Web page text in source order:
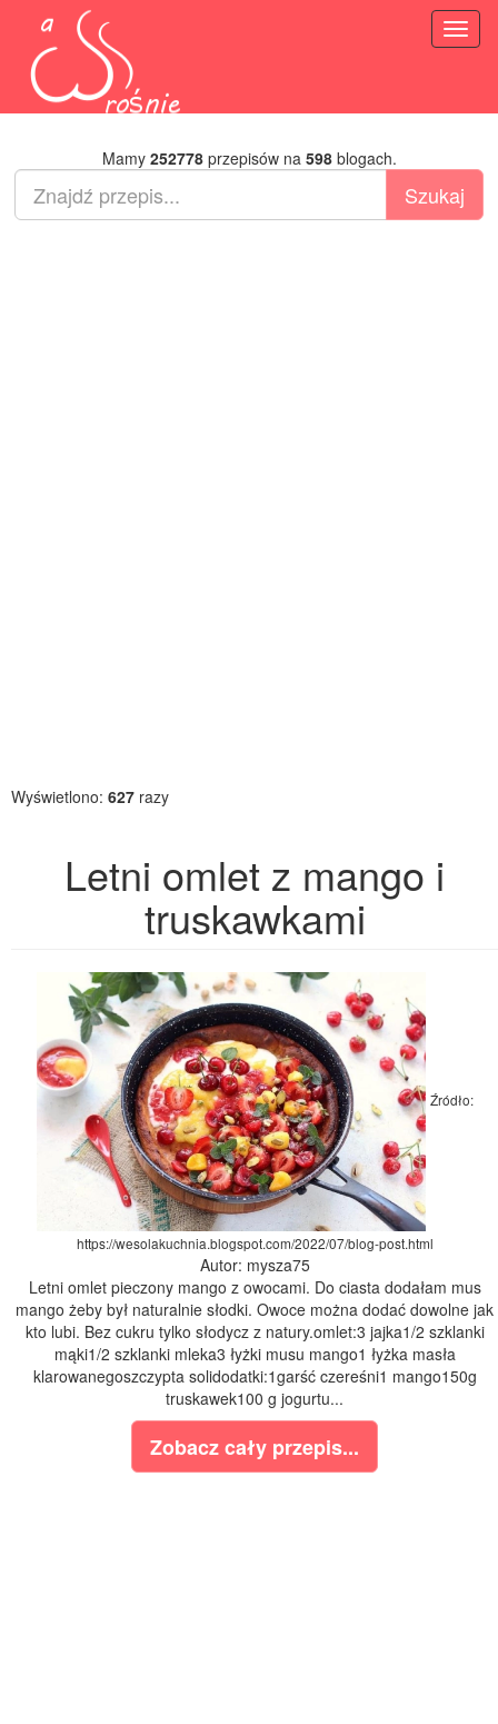
Mamy 252778przepisów na 598blogach.
Wyświetlono: 627 razy
Letni omlet z mango i
truskawkami
Źródło:
https://wesolakuchnia.blogspot.com/2022/07/blog-post.html
Autor: mysza75
Letni omlet pieczony mango z owocami. Do ciasta dodałam mus
mango żeby był naturalnie słodki. Owoce można dodać dowolne jak
kto lubi. Bez cukru tylko słodycz z natury.omlet:3 jajka1/2 szklanki
mąki1/2 szklanki mleka3 łyżki musu mango1 łyżka masła
klarowanegoszczypta solidodatki:1garść czereśni1 mango150g
truskawek100 g jogurtu...
Zobacz cały przepis...